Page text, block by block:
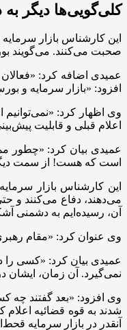
کلی‌گویی‌ها دیگر
این کارشناس بازار
صحبت می‌کنند. می‌گویند
عمیدی اضافه کرد: «فعالان
افزود: «بازار سرمایه و
اعلام قبلی و قابلیت پیش‌بینی در
عمیدی بیان کرد: «چطور
است که هست! از سمت دیگر
این کارشناس بازار
آن، رسیده‌ایم به دشمنی
وی عنوان کرد: «مقام
عمیدی بیان کرد: «کسی را
نمی‌گیرد. آن زمان، ایشان
آنقدر در بازار سرمایه